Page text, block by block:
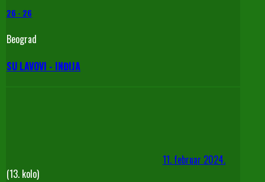
26 - 26
Beograd
SU LAVOVI - INĐIJA
11. februar 2024.
(13. kolo)